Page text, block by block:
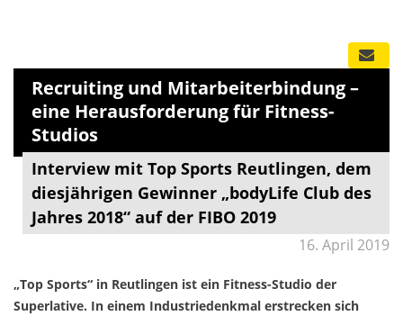
Recruiting und Mitarbeiterbindung –
eine Herausforderung für Fitness-
Studios
Interview mit Top Sports Reutlingen, dem
diesjährigen Gewinner „bodyLife Club des
Jahres 2018“ auf der FIBO 2019
16. April 2019
„Top Sports“ in Reutlingen ist ein Fitness-Studio der
Superlative. In einem Industriedenkmal erstrecken sich